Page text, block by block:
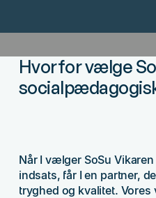
Hvorfor vælge
Når I vælger SoSu
indsats, får I en partner,
tryghed og kvalitet.